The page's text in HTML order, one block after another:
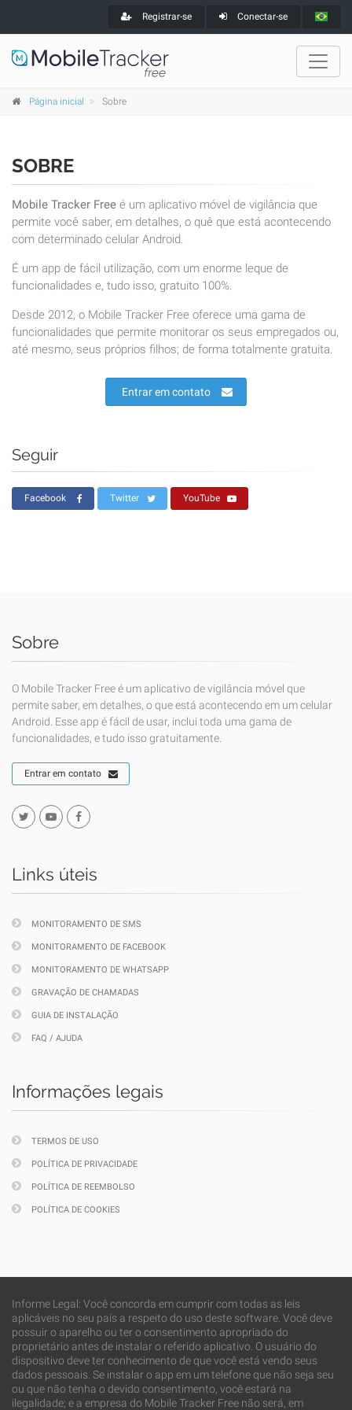
Registrar-se Conectar-se
Página inicial Sobre
SOBRE
Mobile Tracker Free é um aplicativo móvel de vigilância que
permite você saber, em detalhes, o quê que está acontecendo
com determinado celular Android.
É um app de fácil utilização, com um enorme leque de
funcionalidades e, tudo isso, gratuito 100%.
Desde 2012, o Mobile Tracker Free oferece uma gama de
funcionalidades que permite monitorar os seus empregados ou,
até mesmo, seus próprios filhos; de forma totalmente gratuita.
Entrar em contato
Seguir
Facebook Twitter YouTube
Sobre
O Mobile Tracker Free é um aplicativo de vigilância móvel que
permite saber, em detalhes, o que está acontecendo em um celular
Android. Esse app é fácil de usar, inclui toda uma gama de
funcionalidades, e tudo isso gratuitamente.
Entrar em contato
Links úteis
MONITORAMENTO DE SMS
MONITORAMENTO DE FACEBOOK
MONITORAMENTO DE WHATSAPP
GRAVAÇÃO DE CHAMADAS
GUIA DE INSTALAÇÃO
FAQ / AJUDA
Informações legais
TERMOS DE USO
POLÍTICA DE PRIVACIDADE
POLÍTICA DE REEMBOLSO
POLÍTICA DE COOKIES
Informe Legal: Você concorda em cumprir com todas as leis
aplicáveis no seu país a respeito do uso deste software. Você deve
possuir o aparelho ou ter o consentimento apropriado do
proprietário antes de instalar o referido aplicativo. O usuário do
dispositivo deve ter conhecimento de que você está vendo seus
dados pessoais. Se instalar o app em um telefone que não seja seu
ou que não tenha o devido consentimento, você estará na
ilegalidade; e a empresa do Mobile Tracker Free não será, em